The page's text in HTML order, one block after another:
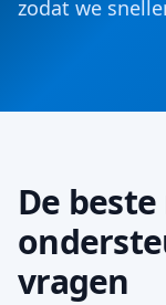
zodat we
De
vragen